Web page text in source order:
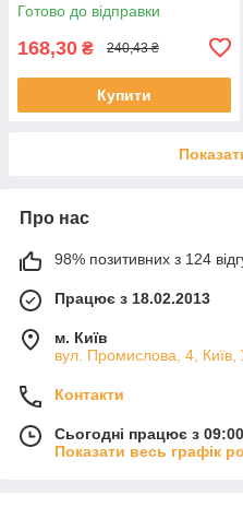
Готово до відправки
168,30 ₴ 240,43 ₴
Купити
Про нас
98% позитивних з 124
Працює з 18.02.2013
м. Київ
вул. Промислова, 4, Київ,
Контакти
Сьогодні працює з
Показати весь графік